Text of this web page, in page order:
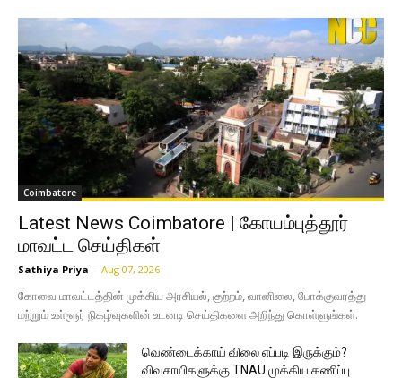
Coimbatore
Latest News Coimbatore | கோயம்புத்தூர்
மாவட்ட செய்திகள்
Sathiya Priya - Aug 07, 2026
கோவை மாவட்டத்தின் முக்கிய அரசியல், குற்றம், வானிலை, போக்குவரத்து
மற்றும் உள்ளூர் நிகழ்வுகளின் உடனடி செய்திகளை அறிந்து கொள்ளுங்கள்.
வெண்டைக்காய் விலை எப்படி இருக்கும்?
விவசாயிகளுக்கு TNAU முக்கிய கணிப்பு